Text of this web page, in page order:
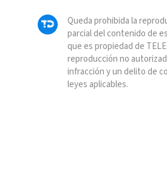
Queda prohibida la
parcial del contenido de
que es propiedad de
reproducción no
infracción y un delito de
leyes aplicables.